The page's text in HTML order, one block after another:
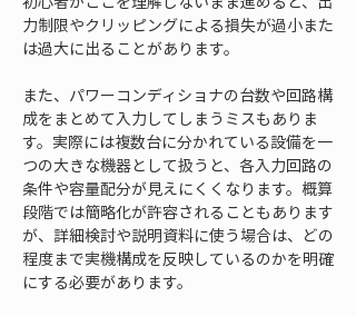
力制限やクリッピングによる損失が過小また
は過大に出ることがあります。
また、パワーコンディショナの台数や回路構
成をまとめて入力してしまうミスもありま
す。実際には複数台に分かれている設備を一
つの大きな機器として扱うと、各入力回路の
条件や容量配分が見えにくくなります。概算
段階では簡略化が許容されることもあります
が、詳細検討や説明資料に使う場合は、どの
程度まで実機構成を反映しているのかを明確
にする必要があります。